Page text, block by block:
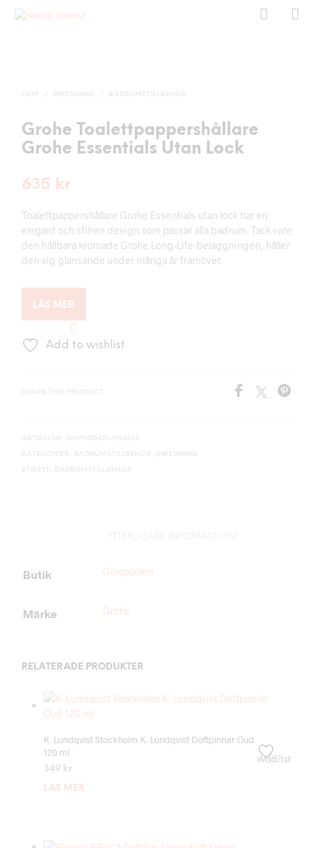
Grohe Toalettpappershållare
Grohe Essentials Utan Lock
635 kr
Toalettpappershållare Grohe Essentials utan lock har en
elegant och stilren design som passar alla badrum. Tack vare
den hållbara kromade Grohe Long-Life-beläggningen, håller
den sig glänsande under många år framöver.
LÄS MER
Add to wishlist
Butik Golvpoolen
Märke Grohe
RELATERADE PRODUKTER
Add to wishlist
K. Lundqvist Stockholm K. Lundqvist Doftpinnar Oud
120 ml
349 kr
LÄS MER